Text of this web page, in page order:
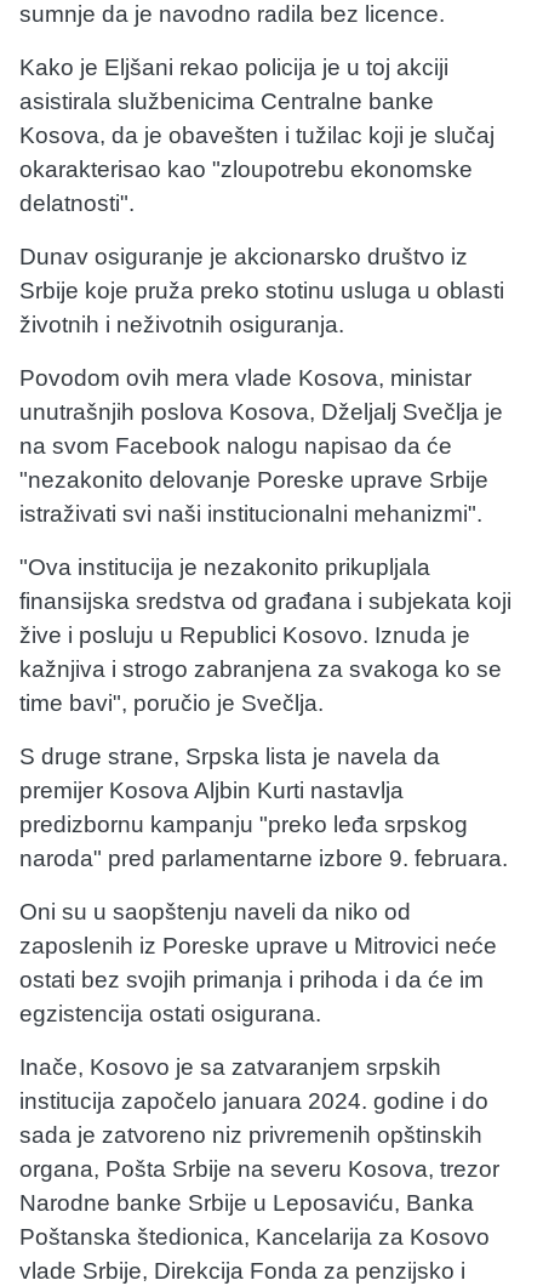
sumnje da je navodno radila bez licence.
Kako je Eljšani rekao policija je u toj akciji
asistirala službenicima Centralne banke
Kosova, da je obavešten i tužilac koji je slučaj
okarakterisao kao "zloupotrebu ekonomske
delatnosti".
Dunav osiguranje je akcionarsko društvo iz
Srbije koje pruža preko stotinu usluga u oblasti
životnih i neživotnih osiguranja.
Povodom ovih mera vlade Kosova, ministar
unutrašnjih poslova Kosova, Dželjalj Svečlja je
na svom Facebook nalogu napisao da će
"nezakonito delovanje Poreske uprave Srbije
istraživati svi naši institucionalni mehanizmi".
"Ova institucija je nezakonito prikupljala
finansijska sredstva od građana i subjekata koji
žive i posluju u Republici Kosovo. Iznuda je
kažnjiva i strogo zabranjena za svakoga ko se
time bavi", poručio je Svečlja.
S druge strane, Srpska lista je navela da
premijer Kosova Aljbin Kurti nastavlja
predizbornu kampanju "preko leđa srpskog
naroda" pred parlamentarne izbore 9. februara.
Oni su u saopštenju naveli da niko od
zaposlenih iz Poreske uprave u Mitrovici neće
ostati bez svojih primanja i prihoda i da će im
egzistencija ostati osigurana.
Inače, Kosovo je sa zatvaranjem srpskih
institucija započelo januara 2024. godine i do
sada je zatvoreno niz privremenih opštinskih
organa, Pošta Srbije na severu Kosova, trezor
Narodne banke Srbije u Leposaviću, Banka
Poštanska štedionica, Kancelarija za Kosovo
vlade Srbije, Direkcija Fonda za penzijsko i